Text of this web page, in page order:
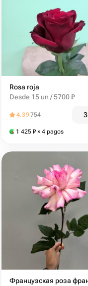
Rosa roja
Desde 15 un / 5700 ₽
4.39754
1 425 ₽ × 4 pagos